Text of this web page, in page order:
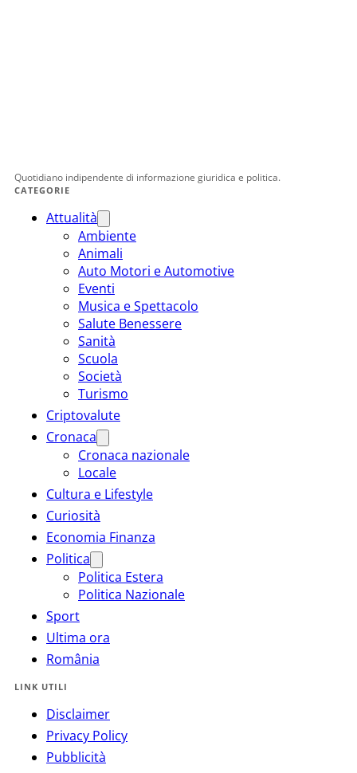
Quotidiano indipendente di informazione giuridica e politica.
CATEGORIE
Attualità
Ambiente
Animali
Auto Motori e Automotive
Eventi
Musica e Spettacolo
Salute Benessere
Sanità
Scuola
Società
Turismo
Criptovalute
Cronaca
Cronaca nazionale
Locale
Cultura e Lifestyle
Curiosità
Economia Finanza
Politica
Politica Estera
Politica Nazionale
Sport
Ultima ora
România
LINK UTILI
Disclaimer
Privacy Policy
Pubblicità